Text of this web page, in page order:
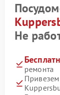
Не
ремонта